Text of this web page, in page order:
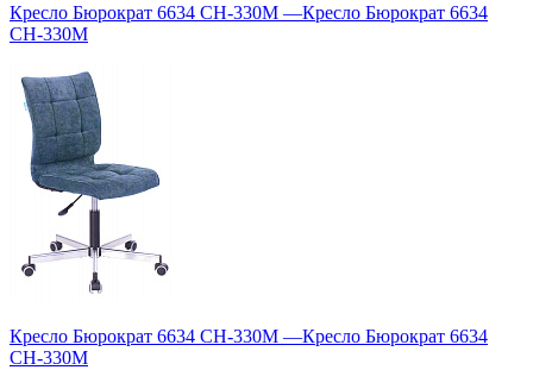
Кресло Бюрократ 6634 CH-330M —Кресло Бюрократ 6634
CH-330M
Кресло Бюрократ 6634 CH-330M —Кресло Бюрократ 6634
CH-330M